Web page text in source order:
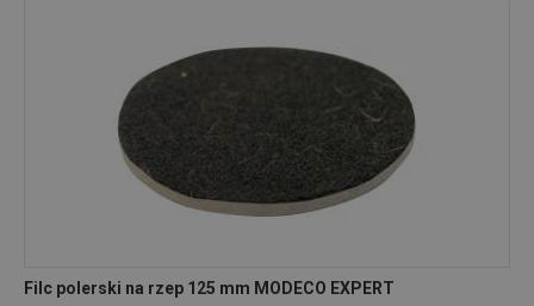
Filc polerski na rzep 125 mm MODECO EXPERT